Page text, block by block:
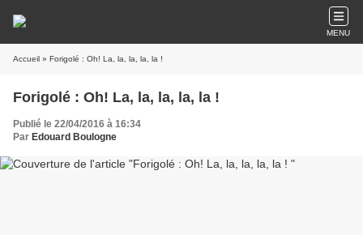
MENU
Accueil » Forigolé : Oh! La, la, la, la, la !
Forigolé : Oh! La, la, la, la, la !
Publié le 22/04/2016 à 16:34
Par Edouard Boulogne